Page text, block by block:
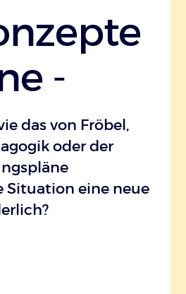
-
das von Fröbel,
oder der
Situation eine neue